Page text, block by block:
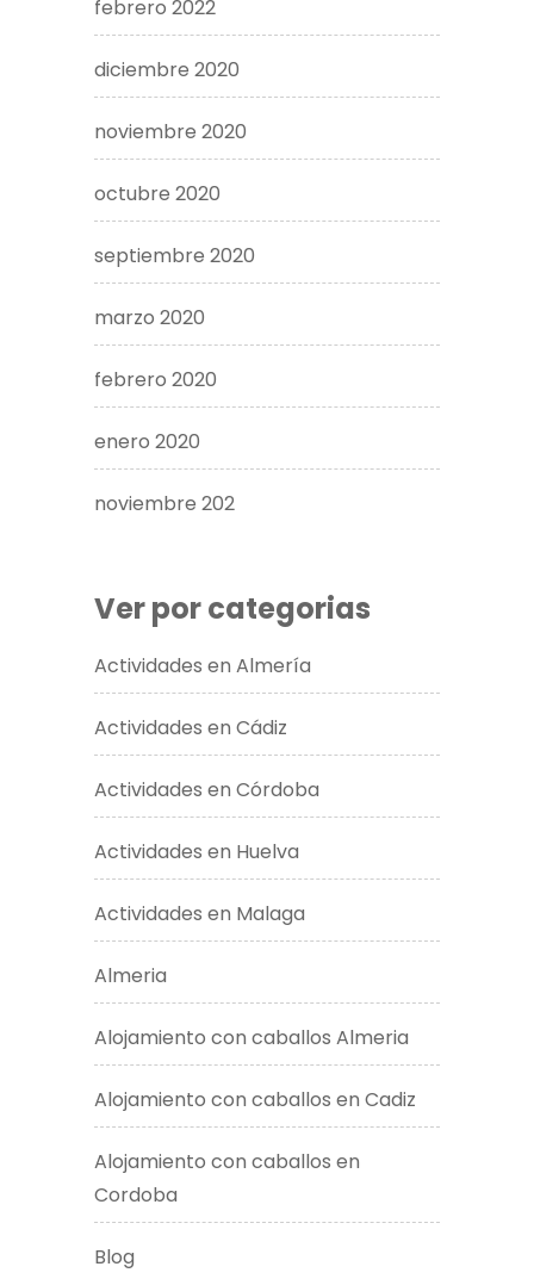
febrero 2022
diciembre 2020
noviembre 2020
octubre 2020
septiembre 2020
marzo 2020
febrero 2020
enero 2020
noviembre 202
Ver por categorias
Actividades en Almería
Actividades en Cádiz
Actividades en Córdoba
Actividades en Huelva
Actividades en Malaga
Almeria
Alojamiento con caballos Almeria
Alojamiento con caballos en Cadiz
Alojamiento con caballos en
Cordoba
Blog